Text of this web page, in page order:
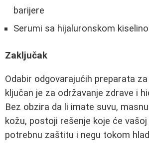
barijere
Serumi sa hijaluronskom
Zaključak
Odabir odgovarajućih preparata
ključan je za održavanje zdrave i
Bez obzira da li imate suvu,
kožu, postoji rešenje koje će
potrebnu zaštitu i negu tokom